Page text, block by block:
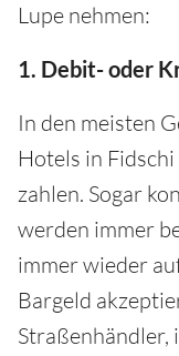
Lupe nehmen:
1. Debit- oder
In den meisten
Hotels in
zahlen. Sogar
werden immer
immer wieder
Bargeld
Straßenhändler,